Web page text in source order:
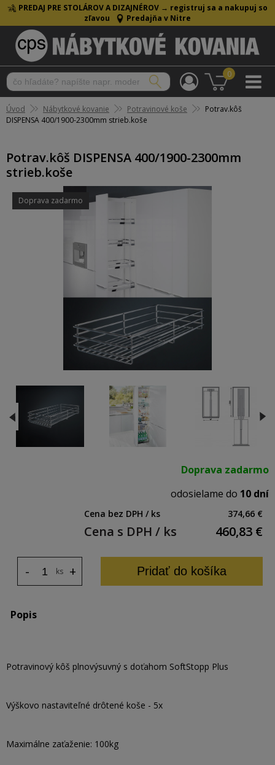
PREDAJ PRE STOLÁROV A DIZAJNÉROV → registruj sa a nakupuj so
zľavou
Predajňa v Nitre
0
Úvod Nábytkové kovanie Potravinové koše
Potrav.kôš
DISPENSA 400/1900-2300mm strieb.koše
Potrav.kôš DISPENSA 400/1900-2300mm
strieb.koše
Doprava zadarmo
Doprava zadarmo
odosielame do 10 dní
Cena bez DPH / ks 374,66 €
Cena s DPH / ks 460,83 €
ks +
- Pridať do košíka
Popis
Potravinový kôš plnovýsuvný s doťahom SoftStopp Plus
Výškovo nastaviteľné drôtené koše - 5x
Maximálne zaťaženie: 100kg